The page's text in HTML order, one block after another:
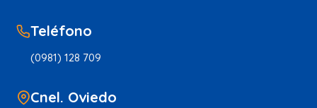
Teléfono
(0981) 128 709
Cnel. Oviedo